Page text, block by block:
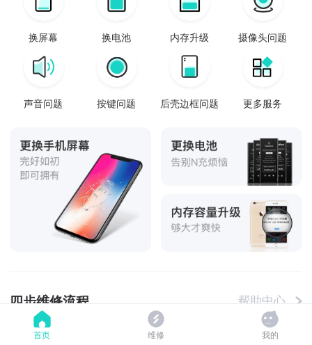
换屏幕 换电池 内存升级 摄像头问题
声音问题 按键问题 后壳边框问题 更多服务
四步维修流程 帮助中心
首页 维修 我的